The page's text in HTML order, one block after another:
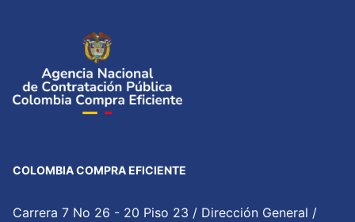
COLOMBIA COMPRA EFICIENTE
Carrera 7 No 26 - 20 Piso 23 / Dirección General /